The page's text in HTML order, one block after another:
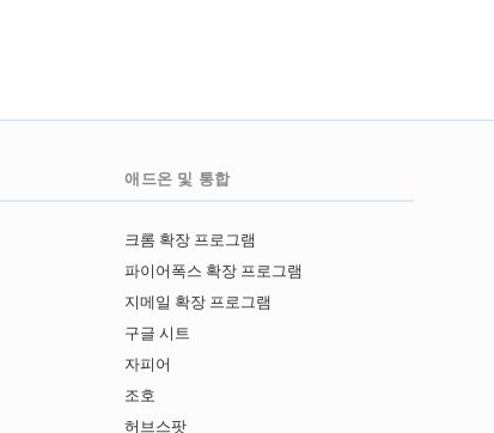
애드온 및 통합
크롬 확장 프로그램
파이어폭스 확장 프로그램
지메일 확장 프로그램
구글 시트
자피어
조호
허브스팟